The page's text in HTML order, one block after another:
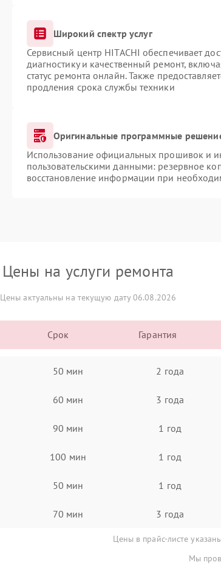
Широкий спектр услуг
Сервисный центр HITACHI обеспечивает
диагностику и качественный ремонт,
статус ремонта онлайн. Также
продления срока службы техники
Оригинальные программные
Использование официальных прошивок и
пользовательскими данными: резервное
восстановление информации при
Цены на услуги ремонта
Цены актуальны на текущую дату 06.08.2026
Срок Гарантия
50 мин 2 года
60 мин 3 года
90 мин 1 год
100 мин 1 год
50 мин 1 год
70 мин 3 года
Цены в прайс-листе
Мы